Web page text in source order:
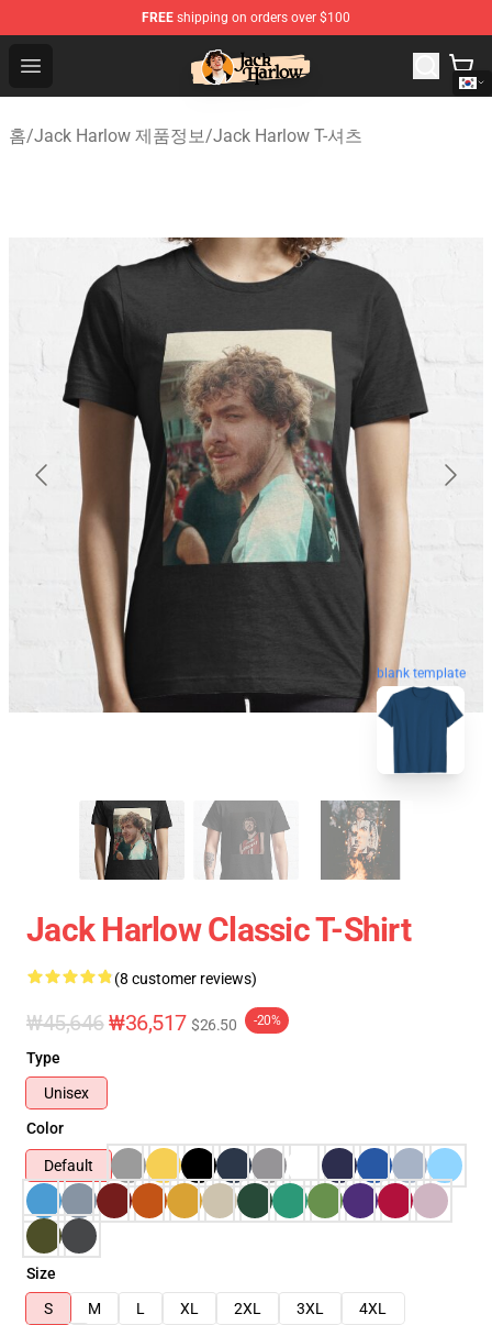
FREE shipping on orders over $100
Open menu
Jack Harlow Shop - Official Jack Harlow Merchandise
홈/Jack Harlow 제품정보/Jack Harlow T-셔츠
blank template
Jack Harlow Classic T-Shirt
(8 customer reviews)
₩45,646₩36,517 $26.50 -20%
Type
Unisex
Color
Default
Size
S
M L XL 2XL 3XL
4XL